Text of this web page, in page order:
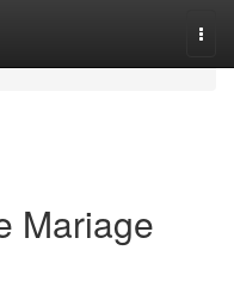
Mariage